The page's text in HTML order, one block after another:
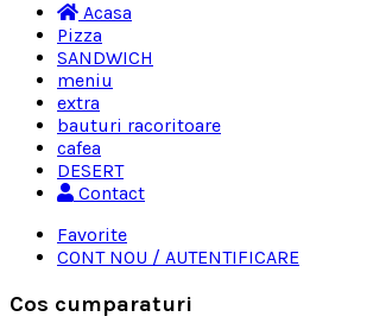
Acasa
Pizza
SANDWICH
meniu
extra
bauturi racoritoare
cafea
DESERT
Contact
Favorite
CONT NOU / AUTENTIFICARE
Cos cumparaturi